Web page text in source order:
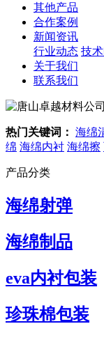
其他产品
合作案例
新闻资讯
行业动态 技
关于我们
联系我们
热门关键词： 海绵
绵 海绵内衬 海绵擦
产品分类
海绵射弹
海绵制品
eva内衬包装
珍珠棉包装